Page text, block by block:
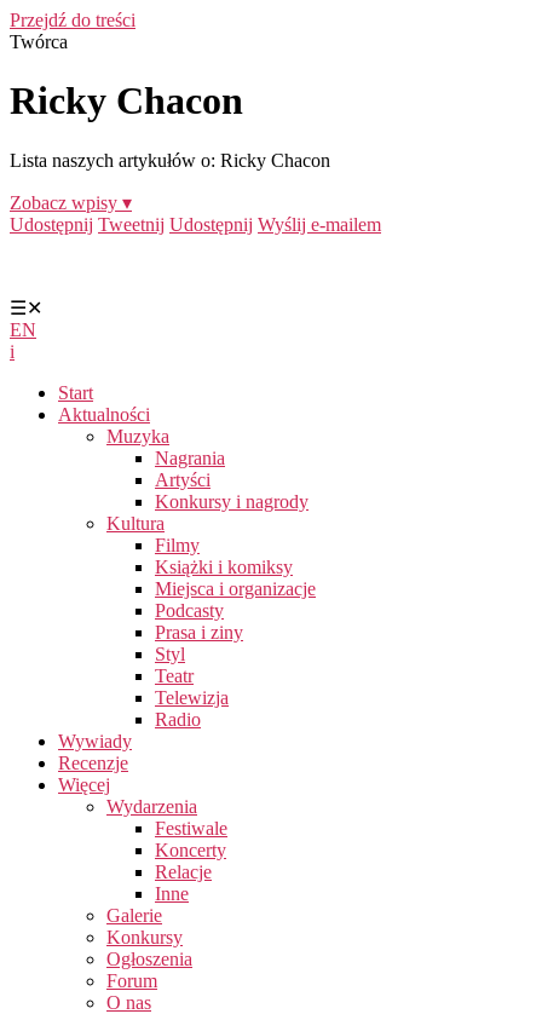
Przejdź do treści
Twórca
Ricky Chacon
Lista naszych artykułów o: Ricky Chacon
Zobacz wpisy ▾
Udostępnij Tweetnij Udostępnij Wyślij e-mailem
☰✕
EN
i
Start
Aktualności
Muzyka
Nagrania
Artyści
Konkursy i nagrody
Kultura
Filmy
Książki i komiksy
Miejsca i organizacje
Podcasty
Prasa i ziny
Styl
Teatr
Telewizja
Radio
Wywiady
Recenzje
Więcej
Wydarzenia
Festiwale
Koncerty
Relacje
Inne
Galerie
Konkursy
Ogłoszenia
Forum
O nas